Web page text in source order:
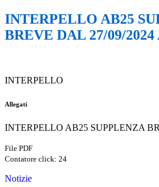
INTERPELLO AB25
BREVE DAL 27/09/2024
INTERPELLO
Allegati
INTERPELLO AB25 SUPPLENZA
File PDF
Contatore click: 24
Notizie